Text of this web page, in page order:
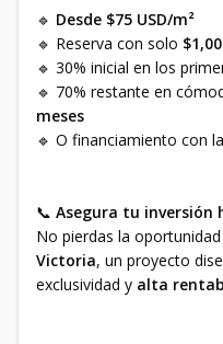
🔹 Desde $75 USD/m²
🔹 Reserva con solo
🔹 30% inicial en los
🔹 70% restante en
meses
🔹 O financiamiento con
📞 Asegura tu inversión
No pierdas la
Victoria, un proyecto
exclusividad y alta